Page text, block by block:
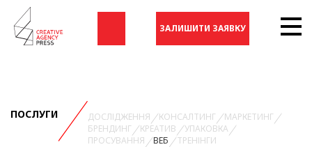
ЗАЛИШИТИ ЗАЯВКУ
ПОСЛУГИ ДОСЛІДЖЕННЯ КОНСАЛТИНГ
МАРКЕТИНГ
БРЕНДИНГ
КРЕАТИВ
УПАКОВКА
ПРОСУВАННЯ
ВЕБ ТРЕНІНГИ